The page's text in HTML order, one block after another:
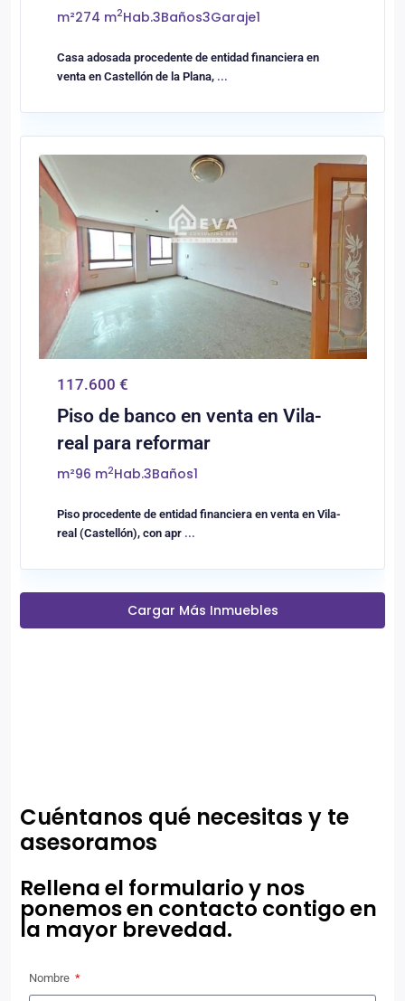
m²274 m2Hab.3Baños3Garaje1
Casa adosada procedente de entidad financiera en
venta en Castellón de la Plana, ...
0 Vilareal
117.600 €
Piso de banco en venta en Vila-
real para reformar
m²96 m2Hab.3Baños1
Piso procedente de entidad financiera en venta en Vila-
real (Castellón), con apr ...
Cargar Más Inmuebles
Cuéntanos qué necesitas y te
asesoramos
Rellena el formulario y nos
ponemos en contacto contigo en
la mayor brevedad.
Nombre